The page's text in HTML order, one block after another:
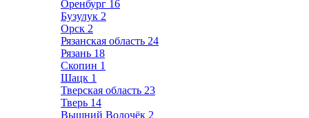
Оренбург 16
Бузулук 2
Орск 2
Рязанская область 24
Рязань 18
Скопин 1
Шацк 1
Тверская область 23
Тверь 14
Вышний Волочёк 2